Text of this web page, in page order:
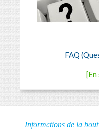
FAQ
[En
Informations de la